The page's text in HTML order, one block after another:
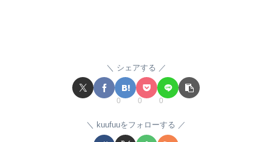
シェアする
0 0 0
kuufuuをフォローする